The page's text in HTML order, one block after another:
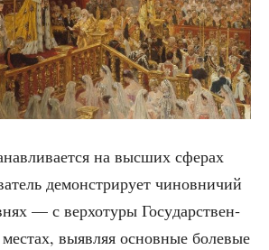
на выс­ших сфе­рах
демон­стри­ру­ет чинов­ни­чий
— с вер­хо­ту­ры Госу­дар­ствен­
выяв­ляя основ­ные боле­вые